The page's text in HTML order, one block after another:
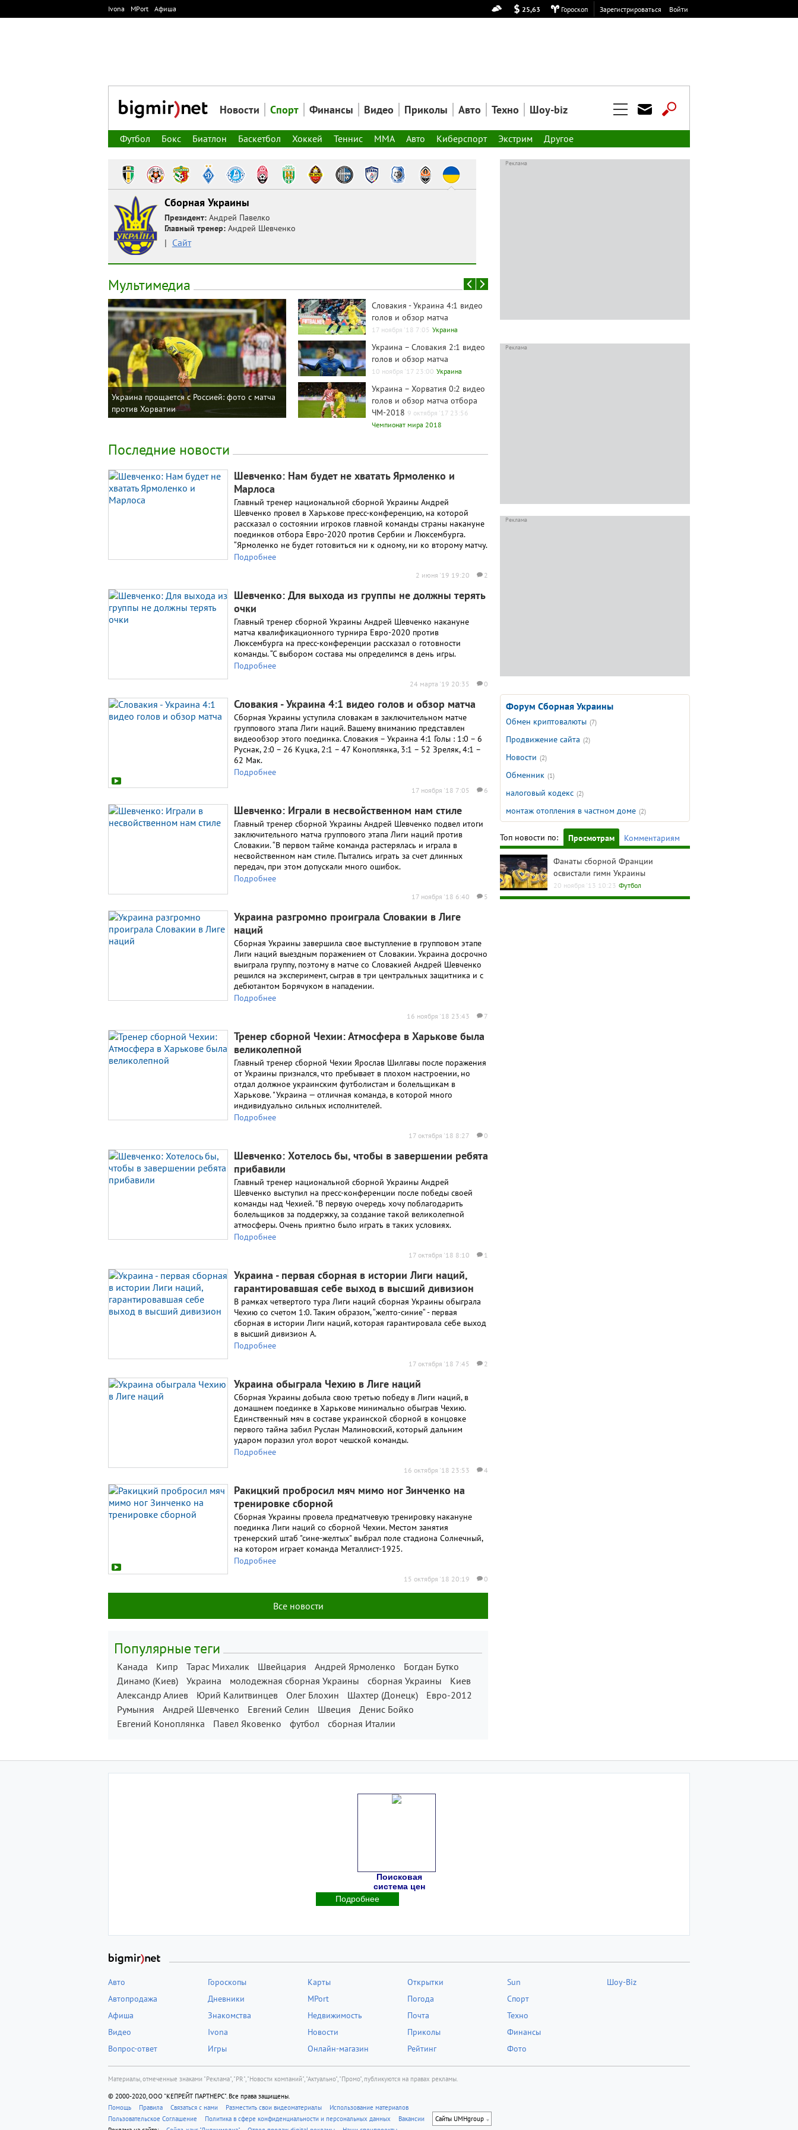
Ivona MPort Афиша Зарегистрироваться Войти
25,63 Гороскоп
Новости Спорт Финансы Видео Приколы Авто Техно Шоу-biz
Футбол Бокс Биатлон Баскетбол Хоккей Теннис ММА Авто Киберспорт Экстрим Другое
Сборная Украины
Президент: Андрей Павелко
Главный тренер: Андрей Шевченко
| Сайт
Мультимедиа
Украина прощается с Россией: фото с матча
против Хорватии
Словакия - Украина 4:1 видео
голов и обзор матча
17 ноября '18 7:05 Украина
Украина – Словакия 2:1 видео
голов и обзор матча
10 ноября '17 23:00 Украина
Украина – Хорватия 0:2 видео
голов и обзор матча отбора
ЧМ-2018 9 октября '17 23:56
Чемпионат мира 2018
Последние новости
Шевченко: Нам будет не хватать Ярмоленко и
Марлоса
Главный тренер национальной сборной Украины Андрей
Шевченко провел в Харькове пресс-конференцию, на которой
рассказал о состоянии игроков главной команды страны накануне
поединков отбора Евро-2020 против Сербии и Люксембурга.
“Ярмоленко не будет готовиться ни к одному, ни ко второму матчу.
Подробнее
2 июня '19 19:20 2
Шевченко: Для выхода из группы не должны терять
очки
Главный тренер сборной Украины Андрей Шевченко накануне
матча квалификационного турнира Евро-2020 против
Люксембурга на пресс-конференции рассказал о готовности
команды. “С выбором состава мы определимся в день игры.
Подробнее
24 марта '19 20:35 0
Словакия - Украина 4:1 видео голов и обзор матча
Сборная Украины уступила словакам в заключительном матче
группового этапа Лиги наций. Вашему вниманию представлен
видеообзор этого поединка. Словакия – Украина 4:1 Голы : 1:0 – 6
Руснак, 2:0 – 26 Куцка, 2:1 – 47 Коноплянка, 3:1 – 52 Зреляк, 4:1 –
62 Мак.
Подробнее
17 ноября '18 7:05 6
Шевченко: Играли в несвойственном нам стиле
Главный тренер сборной Украины Андрей Шевченко подвел итоги
заключительного матча группового этапа Лиги наций против
Словакии. “В первом тайме команда растерялась и играла в
несвойственном нам стиле. Пытались играть за счет длинных
передач, при этом допускали много ошибок.
Подробнее
17 ноября '18 6:40 5
Украина разгромно проиграла Словакии в Лиге
наций
Сборная Украины завершила свое выступление в групповом этапе
Лиги наций выездным поражением от Словакии. Украина досрочно
выиграла группу, поэтому в матче со Словакией Андрей Шевченко
решился на эксперимент, сыграв в три центральных защитника и с
дебютантом Борячуком в нападении.
Подробнее
16 ноября '18 23:43 7
Тренер сборной Чехии: Атмосфера в Харькове была
великолепной
Главный тренер сборной Чехии Ярослав Шилгавы после поражения
от Украины признался, что пребывает в плохом настроении, но
отдал должное украинским футболистам и болельщикам в
Харькове. "Украина — отличная команда, в которой много
индивидуально сильных исполнителей.
Подробнее
17 октября '18 8:27 0
Шевченко: Хотелось бы, чтобы в завершении ребята
прибавили
Главный тренер национальной сборной Украины Андрей
Шевченко выступил на пресс-конференции после победы своей
команды над Чехией. "В первую очередь хочу поблагодарить
болельщиков за поддержку, за создание такой великолепной
атмосферы. Очень приятно было играть в таких условиях.
Подробнее
17 октября '18 8:10 1
Украина - первая сборная в истории Лиги наций,
гарантировавшая себе выход в высший дивизион
В рамках четвертого тура Лиги наций сборная Украины обыграла
Чехию со счетом 1:0. Таким образом, “желто-синие“ - первая
сборная в истории Лиги наций, которая гарантировала себе выход
в высший дивизион А.
Подробнее
17 октября '18 7:45 2
Украина обыграла Чехию в Лиге наций
Сборная Украины добыла свою третью победу в Лиги наций, в
домашнем поединке в Харькове минимально обыграв Чехию.
Единственный мяч в составе украинской сборной в концовке
первого тайма забил Руслан Малиновский, который дальним
ударом поразил угол ворот чешской команды.
Подробнее
16 октября '18 23:53 4
Ракицкий пробросил мяч мимо ног Зинченко на
тренировке сборной
Cборная Украины провела предматчевую тренировку накануне
поединка Лиги наций со сборной Чехии. Местом занятия
тренерский штаб "сине-желтых" выбрал поле стадиона Солнечный,
на котором играет команда Металлист-1925.
Подробнее
15 октября '18 20:19 0
Все новости
Популярные теги
Канада Кипр Тарас Михалик Швейцария Андрей Ярмоленко
Богдан Бутко
Динамо (Киев)
Украина молодежная сборная Украины сборная Украины
Киев
Александр Алиев
Юрий Калитвинцев Олег Блохин Шахтер (Донецк)
Евро-2012
Румыния
Андрей Шевченко Евгений Селин Швеция
Денис Бойко
Евгений Коноплянка
Павел Яковенко футбол сборная Италии
Реклама
Реклама
Реклама
Форум Сборная Украины
Обмен криптовалюты (7)
Продвижение сайта (2)
Новости (2)
Обменник (1)
налоговый кодекс (2)
монтаж отопления в частном доме (2)
Топ новости по: Просмотрам Комментариям
Фанаты сборной Франции
освистали гимн Украины
20 ноября '13 10:23 Футбол
Поисковая
система цен
Подробнее
Авто
Автопродажа
Афиша
Видео
Вопрос-ответ
Гороскопы
Дневники
Знакомства
Ivona
Игры
Карты
MPort
Недвижимость
Новости
Онлайн-магазин
Открытки
Погода
Почта
Приколы
Рейтинг
Sun
Спорт
Техно
Финансы
Фото
Шоу-Biz
Материалы, отмеченные знаками "Реклама", "PR", "Новости компаний", "Актуально", "Промо", публикуются на правах рекламы.
© 2000-2020, ООО "КЕПРЕЙТ ПАРТНЕРС". Все права защищены.
Помощь
Правила Связаться с нами Разместить свои видеоматериалы
Использование материалов
Пользовательское Соглашение
Политика в сфере конфиденциальности и персональных данных Вакансии
Cайты UMHgroup